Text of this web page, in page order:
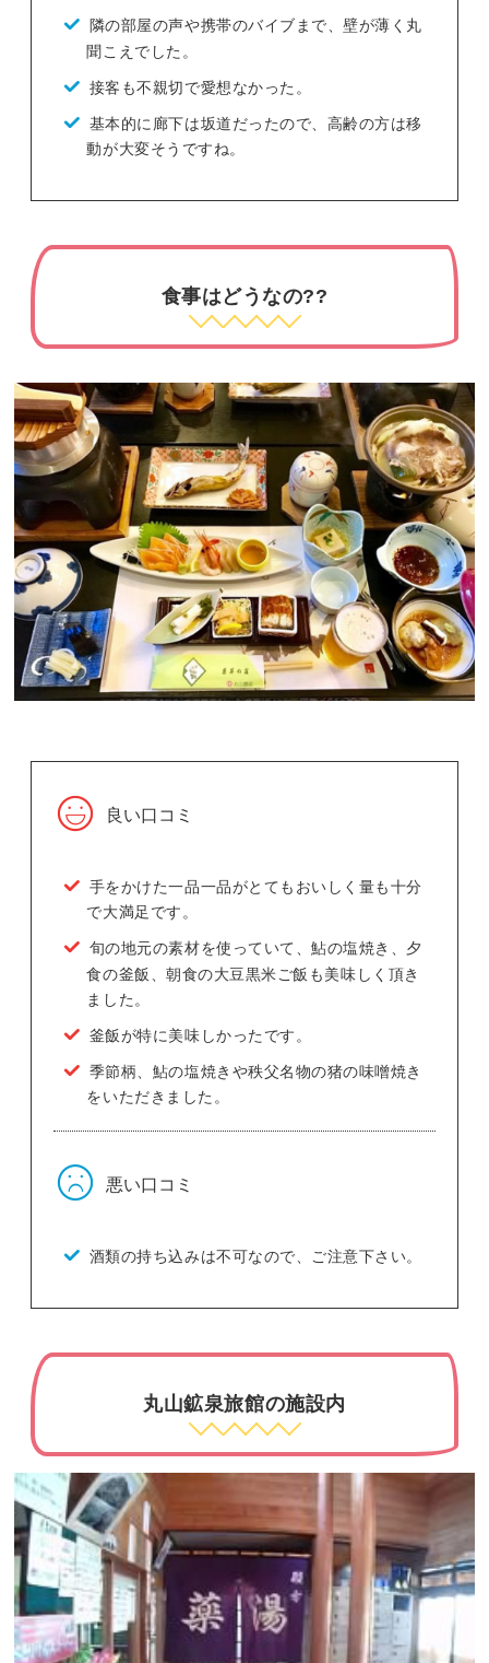
隣の部屋の声や携帯のバイブまで、壁が薄く丸
聞こえでした。
接客も不親切で愛想なかった。
基本的に廊下は坂道だったので、高齢の方は移
動が大変そうですね。
食事はどうなの??
良い口コミ
手をかけた一品一品がとてもおいしく量も十分
で大満足です。
旬の地元の素材を使っていて、鮎の塩焼き、夕
食の釜飯、朝食の大豆黒米ご飯も美味しく頂き
ました。
釜飯が特に美味しかったです。
季節柄、鮎の塩焼きや秩父名物の猪の味噌焼き
をいただきました。
悪い口コミ
酒類の持ち込みは不可なので、ご注意下さい。
丸山鉱泉旅館の施設内